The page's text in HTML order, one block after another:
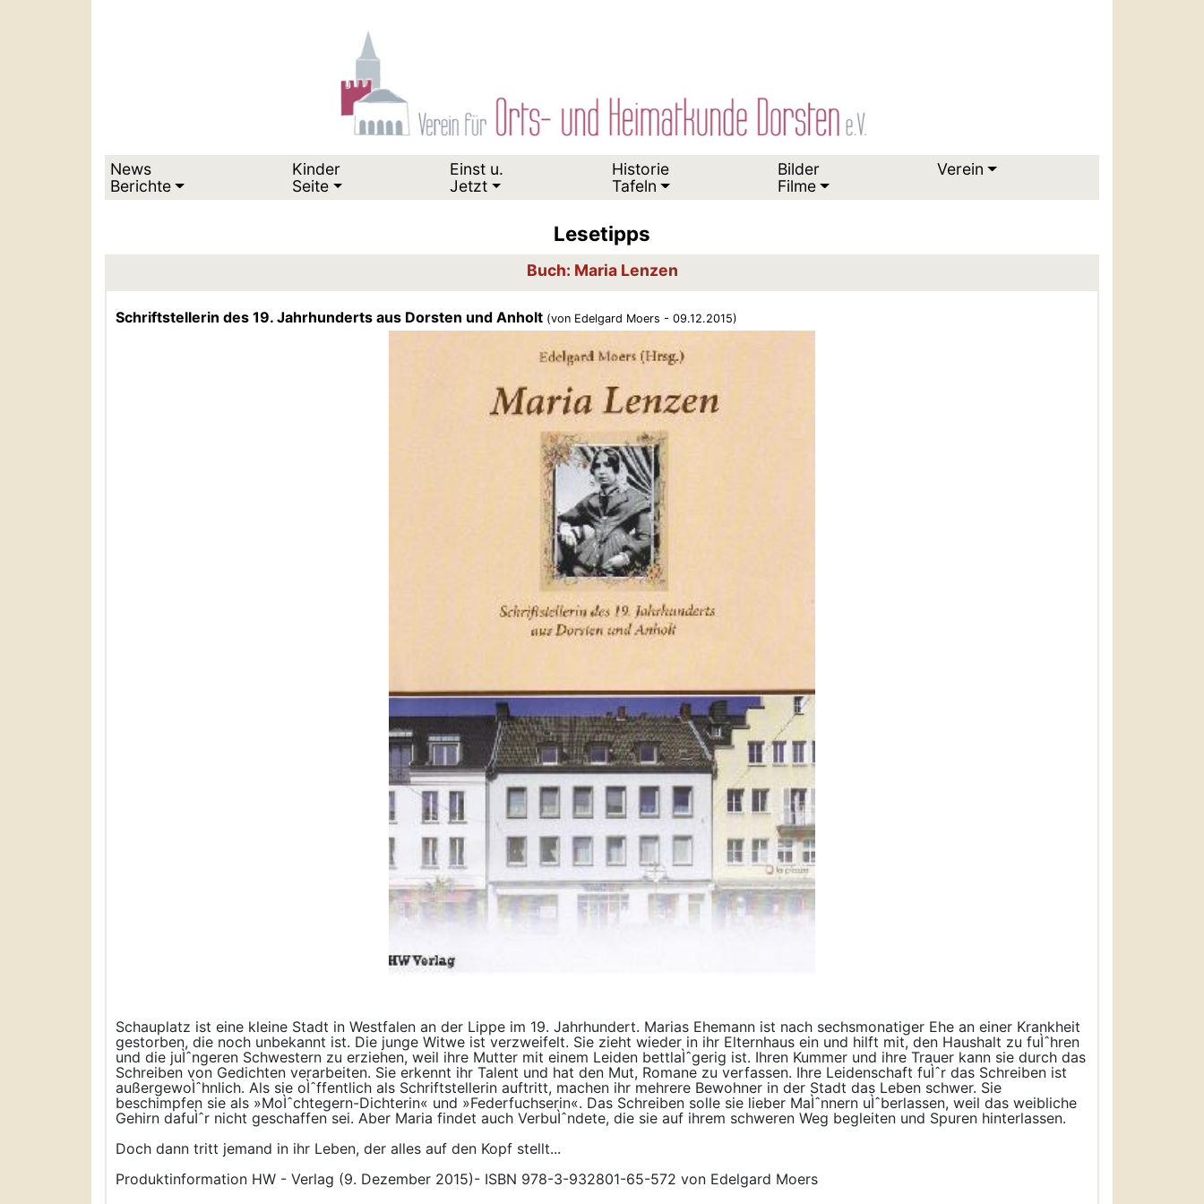
News
Berichte
Kinder
Seite
Einst u.
Jetzt
Historie
Tafeln
Bilder
Filme
Verein
Lesetipps
Buch: Maria Lenzen
Schriftstellerin des 19. Jahrhunderts aus Dorsten und Anholt (von Edelgard Moers - 09.12.2015)
Schauplatz ist eine kleine Stadt in Westfalen an der Lippe im 19. Jahrhundert. Marias Ehemann ist nach sechsmonatiger Ehe an einer Krankheit
gestorben, die noch unbekannt ist. Die junge Witwe ist verzweifelt. Sie zieht wieder in ihr Elternhaus ein und hilft mit, den Haushalt zu fuÌˆhren
und die juÌˆngeren Schwestern zu erziehen, weil ihre Mutter mit einem Leiden bettlaÌˆgerig ist. Ihren Kummer und ihre Trauer kann sie durch das
Schreiben von Gedichten verarbeiten. Sie erkennt ihr Talent und hat den Mut, Romane zu verfassen. Ihre Leidenschaft fuÌˆr das Schreiben ist
außergewoÌˆhnlich. Als sie oÌˆffentlich als Schriftstellerin auftritt, machen ihr mehrere Bewohner in der Stadt das Leben schwer. Sie
beschimpfen sie als »MoÌˆchtegern-Dichterin« und »Federfuchserin«. Das Schreiben solle sie lieber MaÌˆnnern uÌˆberlassen, weil das weibliche
Gehirn dafuÌˆr nicht geschaffen sei. Aber Maria findet auch VerbuÌˆndete, die sie auf ihrem schweren Weg begleiten und Spuren hinterlassen.
Doch dann tritt jemand in ihr Leben, der alles auf den Kopf stellt...
Produktinformation HW - Verlag (9. Dezember 2015)- ISBN 978-3-932801-65-572 von Edelgard Moers